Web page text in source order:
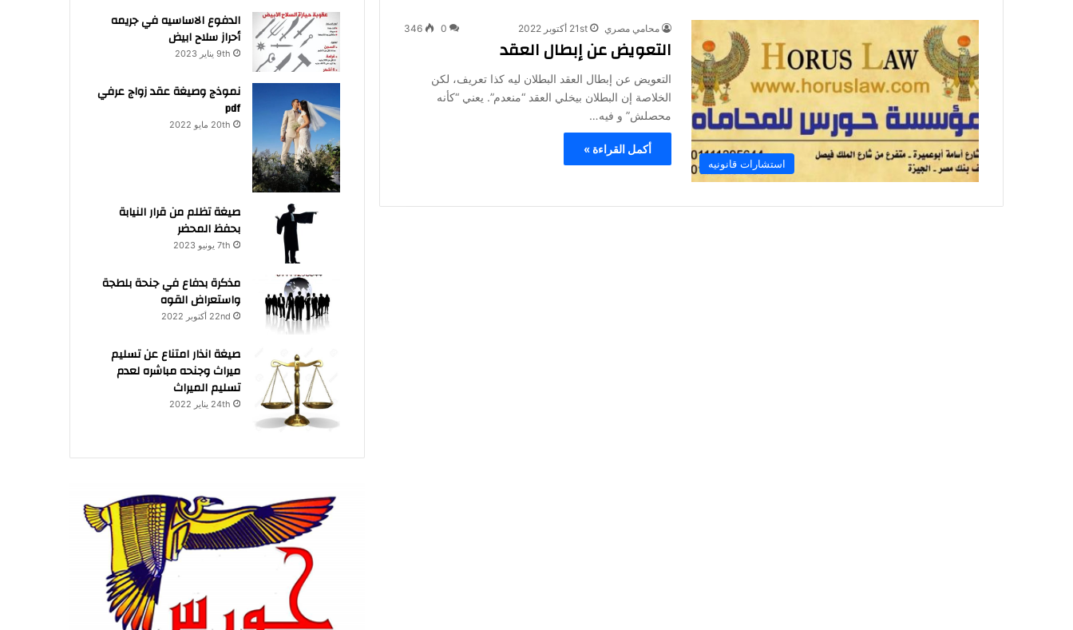
استشارات قانونيه
محامي مصري 21st أكتوبر 2022 0
346
التعويض عن إبطال العقد
التعويض عن إبطال العقد البطلان ليه كذا تعريف، لكن
الخلاصة إن البطلان بيخلي العقد “منعدم”. يعني “كأنه
محصلش” و فيه…
أكمل القراءة »
الدفوع الاساسيه في جريمه
أحراز سلاح ابيض
9th يناير 2023
نموذج وصيغة عقد زواج عرفي
pdf
20th مايو 2022
صيغة تظلم من قرار النيابة
بحفظ المحضر
7th يونيو 2023
مذكرة بدفاع في جنحة بلطجة
واستعراض القوه
22nd أكتوبر 2022
صيغة انذار امتناع عن تسليم
ميراث وجنحه مباشره لعدم
تسليم الميراث
24th يناير 2022